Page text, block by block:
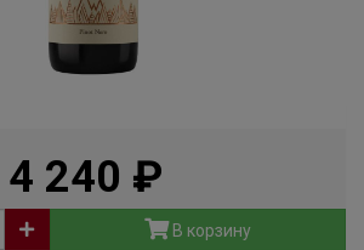
4 240
В корзину